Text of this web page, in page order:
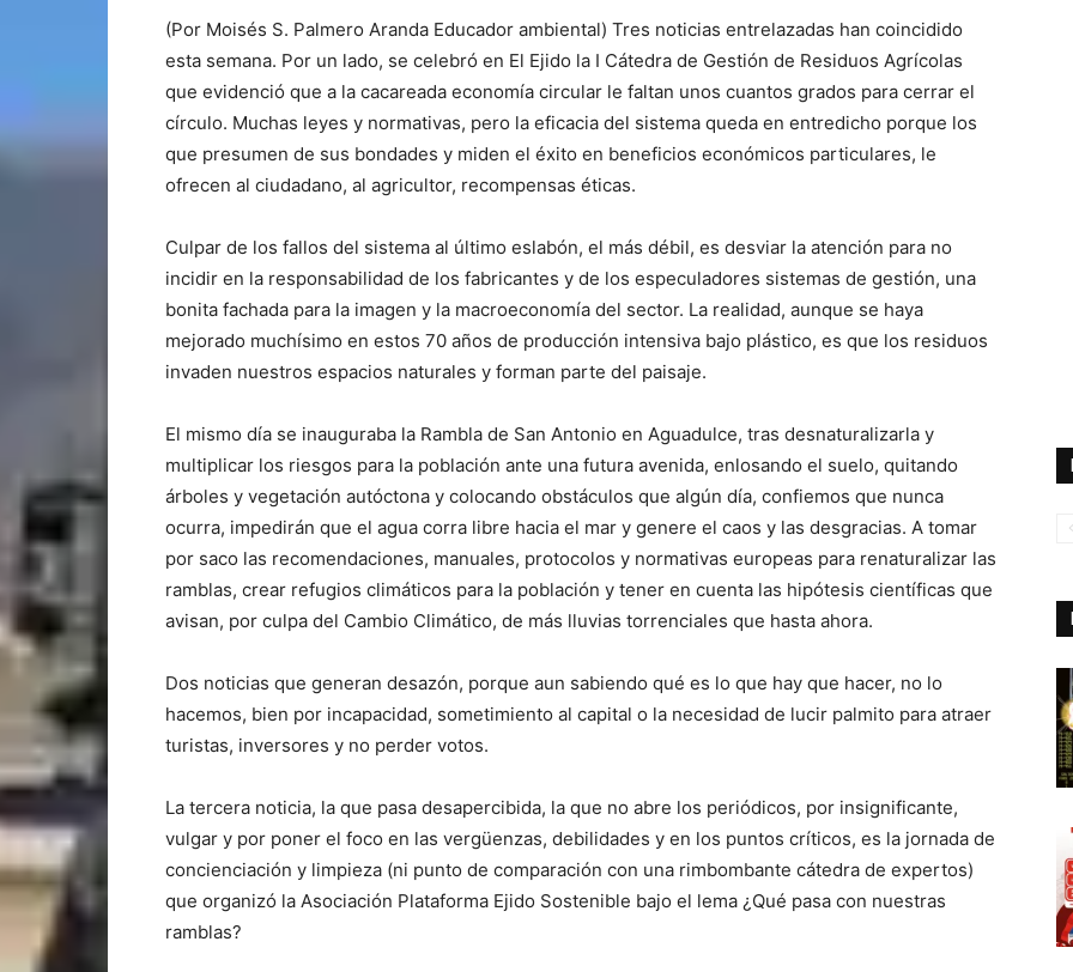
(Por Moisés S. Palmero Aranda Educador ambiental) Tres noticias entrelazadas han coincidido
esta semana. Por un lado, se celebró en El Ejido la I Cátedra de Gestión de Residuos Agrícolas
que evidenció que a la cacareada economía circular le faltan unos cuantos grados para cerrar el
círculo. Muchas leyes y normativas, pero la eficacia del sistema queda en entredicho porque los
que presumen de sus bondades y miden el éxito en beneficios económicos particulares, le
ofrecen al ciudadano, al agricultor, recompensas éticas.
Culpar de los fallos del sistema al último eslabón, el más débil, es desviar la atención para no
incidir en la responsabilidad de los fabricantes y de los especuladores sistemas de gestión, una
bonita fachada para la imagen y la macroeconomía del sector. La realidad, aunque se haya
mejorado muchísimo en estos 70 años de producción intensiva bajo plástico, es que los residuos
invaden nuestros espacios naturales y forman parte del paisaje.
El mismo día se inauguraba la Rambla de San Antonio en Aguadulce, tras desnaturalizarla y
multiplicar los riesgos para la población ante una futura avenida, enlosando el suelo, quitando
árboles y vegetación autóctona y colocando obstáculos que algún día, confiemos que nunca
ocurra, impedirán que el agua corra libre hacia el mar y genere el caos y las desgracias. A tomar
por saco las recomendaciones, manuales, protocolos y normativas europeas para renaturalizar las
ramblas, crear refugios climáticos para la población y tener en cuenta las hipótesis científicas que
avisan, por culpa del Cambio Climático, de más lluvias torrenciales que hasta ahora.
Dos noticias que generan desazón, porque aun sabiendo qué es lo que hay que hacer, no lo
hacemos, bien por incapacidad, sometimiento al capital o la necesidad de lucir palmito para atraer
turistas, inversores y no perder votos.
La tercera noticia, la que pasa desapercibida, la que no abre los periódicos, por insignificante,
vulgar y por poner el foco en las vergüenzas, debilidades y en los puntos críticos, es la jornada de
concienciación y limpieza (ni punto de comparación con una rimbombante cátedra de expertos)
que organizó la Asociación Plataforma Ejido Sostenible bajo el lema ¿Qué pasa con nuestras
ramblas?